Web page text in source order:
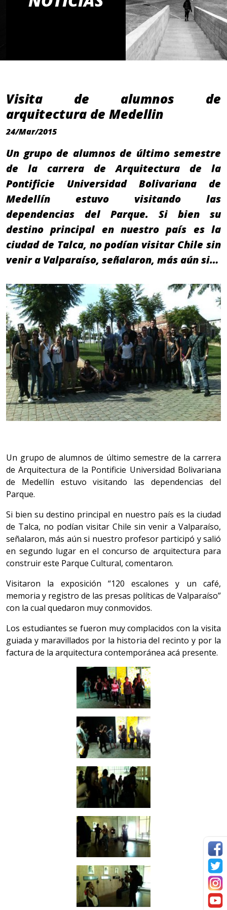
Visita de alumnos de
arquitectura de Medellin
24/Mar/2015
Un grupo de alumnos de último semestre
de la carrera de Arquitectura de la
Pontificie Universidad Bolivariana de
Medellín estuvo visitando las
dependencias del Parque. Si bien su
destino principal en nuestro país es la
ciudad de Talca, no podían visitar Chile sin
venir a Valparaíso, señalaron, más aún si…
Un grupo de alumnos de último semestre de la carrera
de Arquitectura de la Pontificie Universidad Bolivariana
de Medellín estuvo visitando las dependencias del
Parque.
Si bien su destino principal en nuestro país es la ciudad
de Talca, no podían visitar Chile sin venir a Valparaíso,
señalaron, más aún si nuestro profesor participó y salió
en segundo lugar en el concurso de arquitectura para
construir este Parque Cultural, comentaron.
Visitaron la exposición “120 escalones y un café,
memoria y registro de las presas políticas de Valparaíso”
con la cual quedaron muy conmovidos.
Los estudiantes se fueron muy complacidos con la visita
guiada y maravillados por la historia del recinto y por la
factura de la arquitectura contemporánea acá presente.